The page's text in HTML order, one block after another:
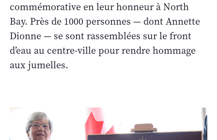
commémorative en leur honneur à North
Bay. Près de 1000 personnes — dont Annette
Dionne — se sont rassemblées sur le front
d’eau au centre-ville pour rendre hommage
aux jumelles.